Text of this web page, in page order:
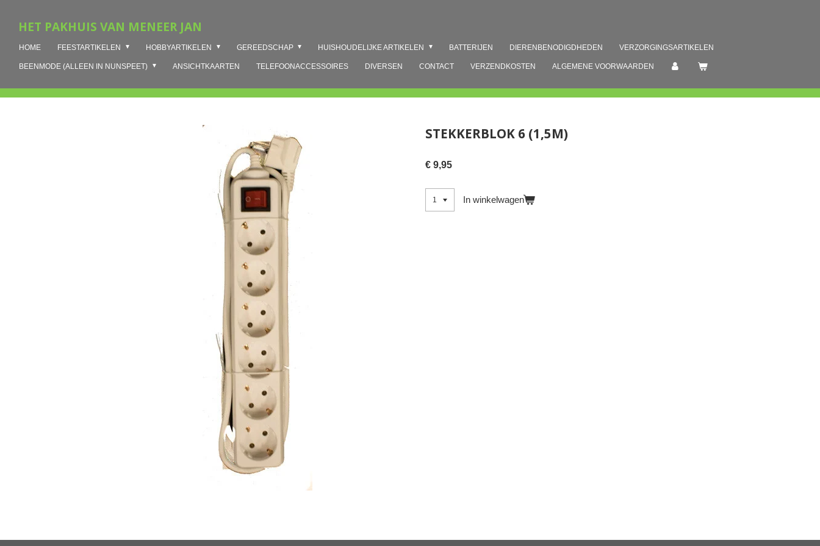
direct
hoofdinhoud
HET PAKHUIS VAN MENEER JAN
HOME FEESTARTIKELEN HOBBYARTIKELEN GEREEDSCHAP HUISHOUDELIJKE ARTIKELEN BATTERIJEN DIERENBENODIGDHEDEN VERZORGINGSARTIKELEN
BEENMODE (ALLEEN IN NUNSPEET) ANSICHTKAARTEN TELEFOONACCESSOIRES DIVERSEN CONTACT VERZENDKOSTEN ALGEMENE VOORWAARDEN
STEKKERBLOK 6 (1,5M)
€ 9,95
In winkelwagen